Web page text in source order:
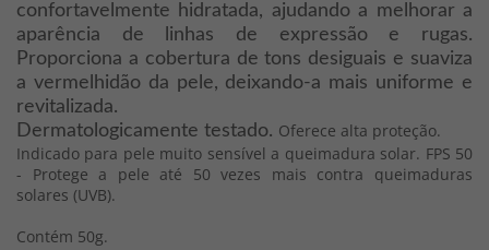
confortavelmente hidratada, ajudando a melhorar a
aparência de linhas de expressão e rugas.
Proporciona a cobertura de tons desiguais e suaviza
a vermelhidão da pele, deixando-a mais uniforme e
revitalizada.
Dermatologicamente testado. Oferece alta proteção.
Indicado para pele muito sensível a queimadura solar. FPS 50
- Protege a pele até 50 vezes mais contra queimaduras
solares (UVB).
Contém 50g.